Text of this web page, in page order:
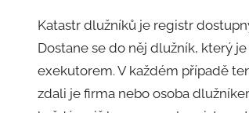
o
r
Katastr dlužníků je registr
Dostane se do něj dlužník, který
exekutorem. V každém případě
zdali je firma nebo osoba